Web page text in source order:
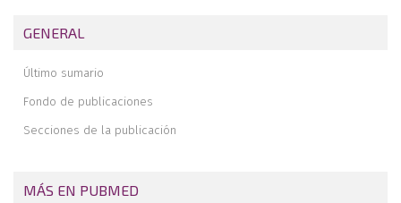
Memoria de la “Beca DePuy Synthes de estancia corta en centro
GENERAL
Último sumario
Fondo de publicaciones
Secciones de la publicación
MÁS EN PUBMED